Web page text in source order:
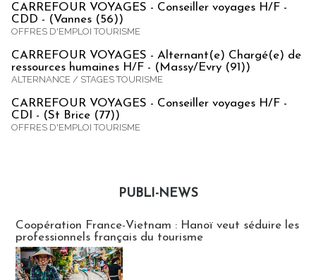
CARREFOUR VOYAGES - Conseiller voyages H/F -
CDD - (Vannes (56))
OFFRES D'EMPLOI TOURISME
CARREFOUR VOYAGES - Alternant(e) Chargé(e) de
ressources humaines H/F - (Massy/Evry (91))
ALTERNANCE / STAGES TOURISME
CARREFOUR VOYAGES - Conseiller voyages H/F -
CDI - (St Brice (77))
OFFRES D'EMPLOI TOURISME
PUBLI-NEWS
Coopération France-Vietnam : Hanoï veut séduire les
professionnels français du tourisme